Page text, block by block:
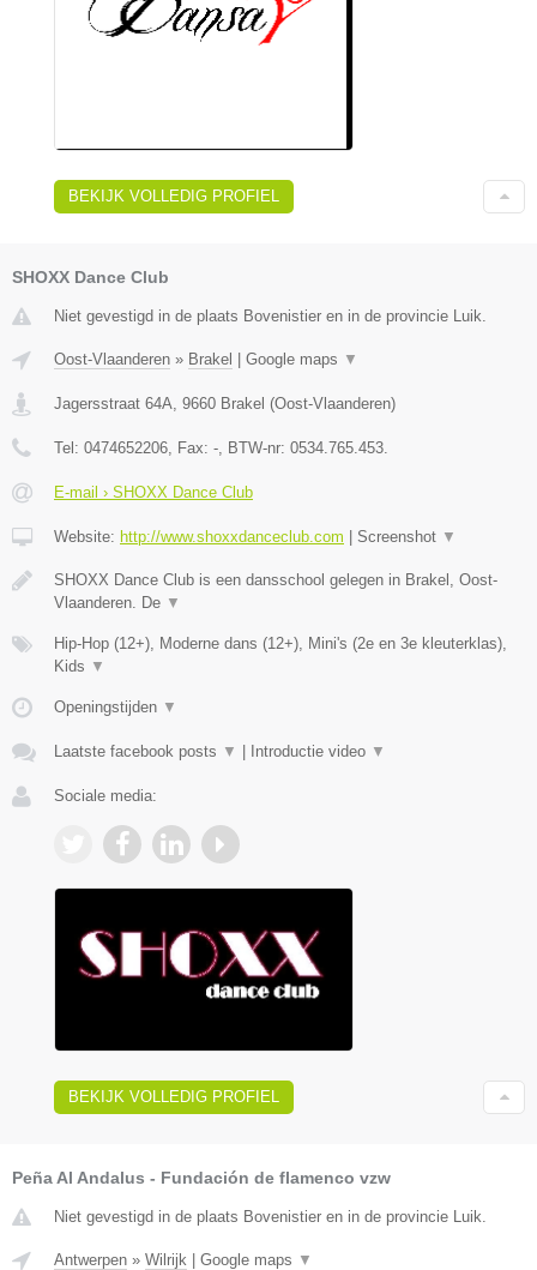
BEKIJK VOLLEDIG PROFIEL
SHOXX Dance Club
Niet gevestigd in de plaats Bovenistier en in de provincie Luik.
Oost-Vlaanderen » Brakel | Google maps ▼
Jagersstraat 64A 9660 Brakel (Oost-Vlaanderen)
Tel: 0474652206 , Fax: - , BTW-nr: 0534.765.453.
E-mail › SHOXX Dance Club
Website: http://www.shoxxdanceclub.com | Screenshot ▼
SHOXX Dance Club is een dansschool gelegen in Brakel, Oost-
Vlaanderen. De ▼
Hip-Hop (12+), Moderne dans (12+), Mini's (2e en 3e kleuterklas),
Kids ▼
Openingstijden ▼
Laatste facebook posts ▼ | Introductie video ▼
Sociale media:
BEKIJK VOLLEDIG PROFIEL
Peña Al Andalus - Fundación de flamenco vzw
Niet gevestigd in de plaats Bovenistier en in de provincie Luik.
Antwerpen » Wilrijk | Google maps ▼